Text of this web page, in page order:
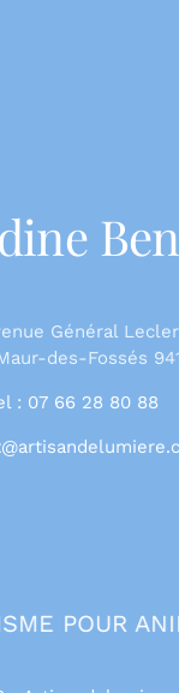
Général
des-Fossés
: 07 66 28 80 88
ANIMAUX|